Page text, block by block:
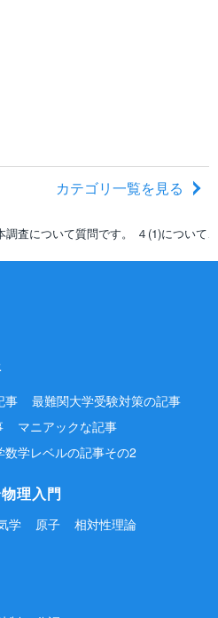
カテゴリ一覧を見る
調査について質問です。 ４(1)について
事
最難関大学受験対策の記事
マニアックな記事
数学レベルの記事その2
理入門
学 原子
相対性理論